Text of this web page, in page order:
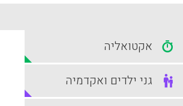
אקטואליה
גני ילדים ואקדמיה